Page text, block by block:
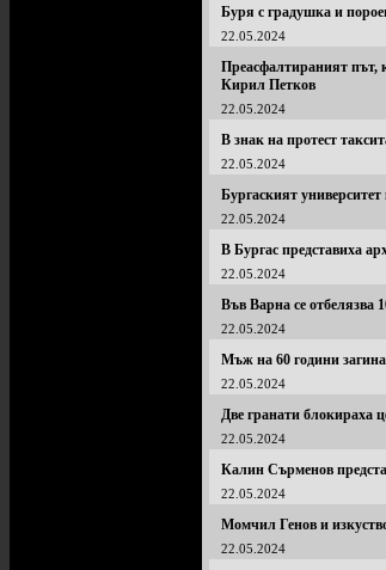
Буря с градушка и
22.05.2024
Преасфалтираният път,
Кирил Петков
22.05.2024
В знак на протест
22.05.2024
Бургаският
22.05.2024
В Бургас представиха
22.05.2024
Във Варна се
22.05.2024
Мъж на 60 години
22.05.2024
Две гранати блокираха
22.05.2024
Калин Сърменов
22.05.2024
Момчил Генов и
22.05.2024